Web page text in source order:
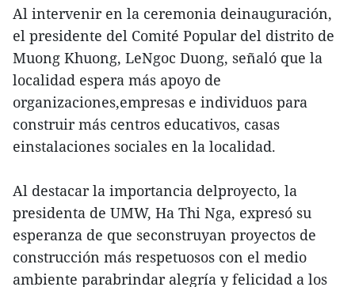
Al intervenir en la ceremonia deinauguración,
el presidente del Comité Popular del distrito de
Muong Khuong, LeNgoc Duong, señaló que la
localidad espera más apoyo de
organizaciones,empresas e individuos para
construir más centros educativos, casas
einstalaciones sociales en la localidad.
Al destacar la importancia delproyecto, la
presidenta de UMW, Ha Thi Nga, expresó su
esperanza de que seconstruyan proyectos de
construcción más respetuosos con el medio
ambiente parabrindar alegría y felicidad a los